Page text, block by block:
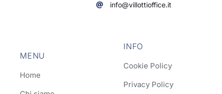
info@villottioffice.it
MENU
Home
INFO
Cookie Policy
Privacy Policy